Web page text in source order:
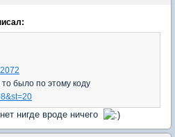
было по этому коду
нигде вроде ничего